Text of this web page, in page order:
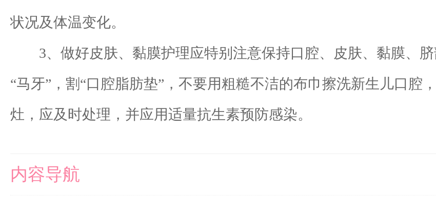
状况及体温变化。
3、做好皮肤、黏膜护理应特别注意保持口腔、皮肤、黏膜、脐
“马牙”，割“口腔脂肪垫”，不要用粗糙不洁的布巾擦洗新生儿口腔
灶，应及时处理，并应用适量抗生素预防感染。
内容导航